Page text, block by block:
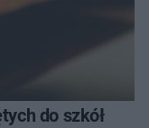
do szkół